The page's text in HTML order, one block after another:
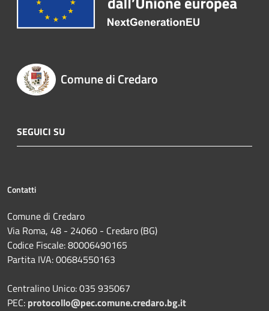
Comune di Credaro
SEGUICI SU
Contatti
Comune di Credaro
Via Roma, 48 - 24060 - Credaro (BG)
Codice Fiscale: 80006490165
Partita IVA: 00684550163
Centralino Unico: 035 935067
PEC: protocollo@pec.comune.credaro.bg.it